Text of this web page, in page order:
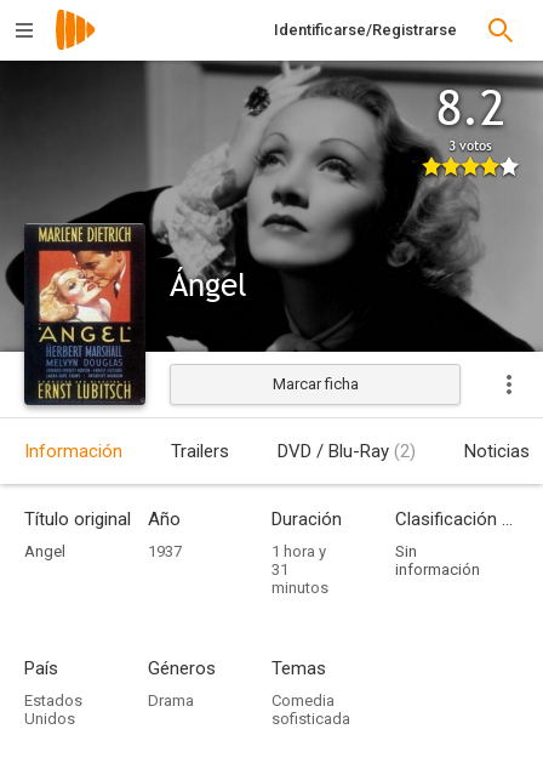
Identificarse/Registrarse
8.2
3 votos
Ángel
Estrenada
Marcar ficha
Información Trailers DVD / Blu-Ray (2) Noticias
Título original
Angel
Año
1937
Duración
1 hora y
31
minutos
Clasificación por edades
Sin
información
País
Estados
Unidos
Géneros
Drama
Temas
Comedia
sofisticada